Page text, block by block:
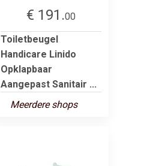
€ 191.00
Toiletbeugel
Handicare Linido
Opklapbaar
Aangepast Sanitair ...
Meerdere shops